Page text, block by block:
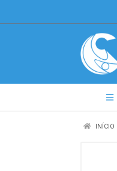
INÍCIO